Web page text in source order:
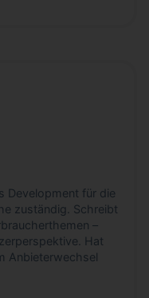
Development für die
zuständig. Schreibt
–
Hat
Anbieterwechsel